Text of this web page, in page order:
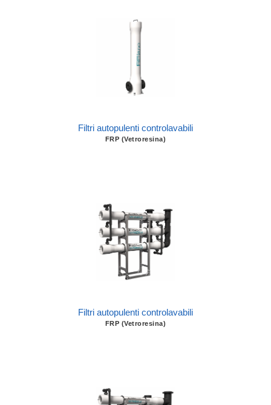
Filtri autopulenti controlavabili
FRP (Vetroresina)
Filtri autopulenti controlavabili
FRP (Vetroresina)